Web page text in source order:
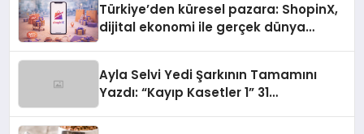
Türkiye’den küresel pazara: ShopinX,
dijital ekonomi ile gerçek dünya
Ayla Selvi Yedi Şarkının Tamamını
Yazdı: “Kayıp Kasetler 1” 31